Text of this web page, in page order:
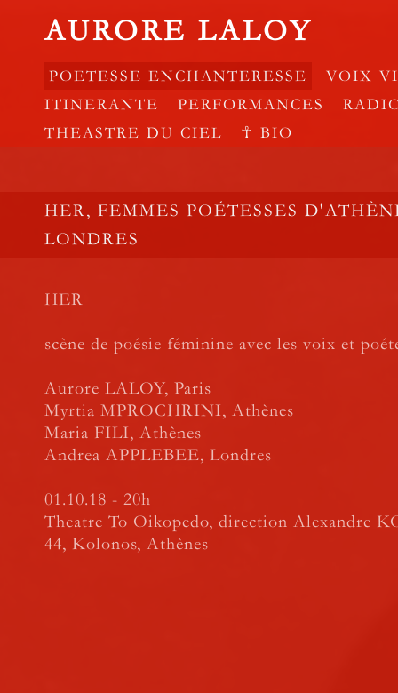
AURORE LALOY
POETESSE ENCHANTERESSE
VOIX
ITINERANTE
PERFORMANCES
THEASTRE DU CIEL
☥ BIO
HER, FEMMES POÉTESSES
LONDRES
HER
scène de poésie féminine avec les voix et
Aurore LALOY, Paris
Myrtia MPROCHRINI, Athènes
Maria FILI, Athènes
Andrea APPLEBEE, Londres
01.10.18 - 20h
Theatre To Oikopedo, direction Alexandre
44, Kolonos, Athènes